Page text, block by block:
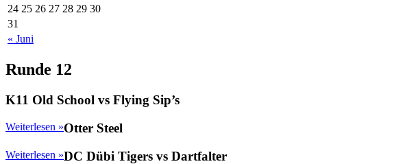
« Juni
24 25 26 27 28 29 30
31
Runde 12
K11 Old School vs Flying Sip’s
Weiterlesen »Otter Steel
Weiterlesen »DC Dübi Tigers vs Dartfalter